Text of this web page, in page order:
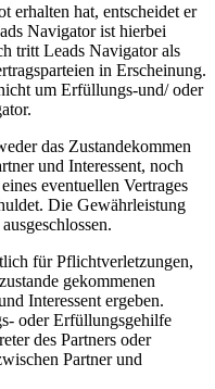
erhalten hat, entscheidet er
Navigator ist hierbei
tritt Leads Navigator als
in Erscheinung.
um Erfüllungs-und/ oder
das Zustandekommen
und Interessent, noch
eventuellen Vertrages
Die Gewährleistung
für Pflichtverletzungen,
gekommenen
Interessent ergeben.
oder Erfüllungsgehilfe
des Partners oder
Partner und